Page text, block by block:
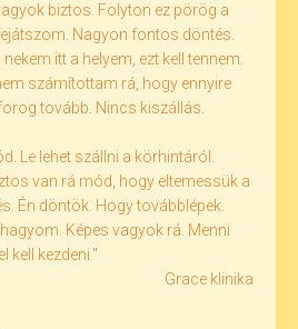
biztos. Folyton ez pörög a
Nagyon fontos döntés.
itt a helyem, ezt kell tennem.
számítottam rá, hogy ennyire
tovább. Nincs kiszállás.
Le lehet szállni a körhintáról.
van rá mód, hogy eltemessük a
Én döntök. Hogy továbblépek.
Képes vagyok rá. Menni
kell kezdeni."
Grace klinika